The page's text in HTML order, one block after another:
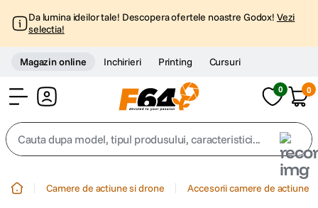
Da lumina ideilor tale! Descopera ofertele noastre Godox! Vezi
selectia!
Magazin online Inchirieri Printing Cursuri
0 0
Cauta dupa model, tipul produsului, caracteristici...
Camere de actiune si drone Accesorii camere de actiune